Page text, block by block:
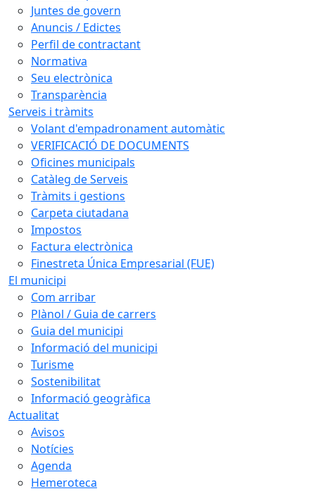
Juntes de govern
Anuncis / Edictes
Perfil de contractant
Normativa
Seu electrònica
Transparència
Serveis i tràmits
Volant d'empadronament automàtic
VERIFICACIÓ DE DOCUMENTS
Oficines municipals
Catàleg de Serveis
Tràmits i gestions
Carpeta ciutadana
Impostos
Factura electrònica
Finestreta Única Empresarial (FUE)
El municipi
Com arribar
Plànol / Guia de carrers
Guia del municipi
Informació del municipi
Turisme
Sostenibilitat
Informació geogràfica
Actualitat
Avisos
Notícies
Agenda
Hemeroteca